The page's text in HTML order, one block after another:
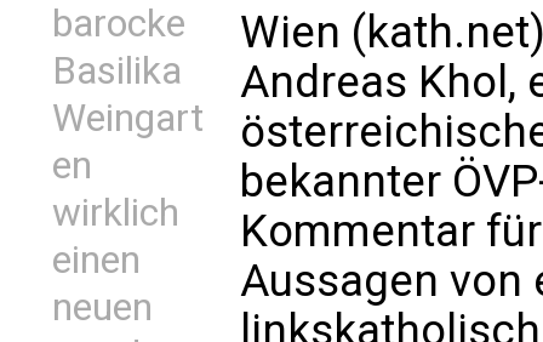
barocke
Basilika
Weingart
en
wirklich
einen
neuen
Wien
Andreas Khol,
bekannter
Kommentar
Aussagen von